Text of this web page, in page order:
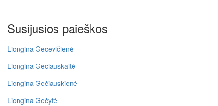
Susijusios paieškos
Liongina Gecevičienė
Liongina Gečiauskaitė
Liongina Gečiauskienė
Liongina Gečytė